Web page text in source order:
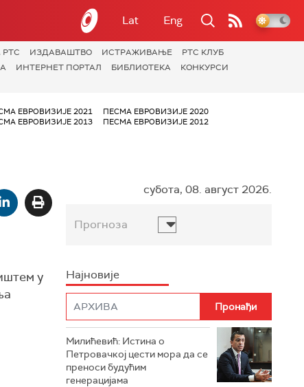
Lat Eng
РТС ИЗДАВАШТВО ИСТРАЖИВАЊЕ
РТС КЛУБ
ИНТЕРНЕТ ПОРТАЛ БИБЛИОТЕКА
КОНКУРСИ
ЕВРОВИЗИЈЕ 2021
ПЕСМА ЕВРОВИЗИЈЕ 2020
ЕВРОВИЗИЈЕ 2013
ПЕСМА ЕВРОВИЗИЈЕ 2012
у
субота, 08. август 2026.
Прогноза
Најновије
Милићевић: Истина о
Петровачкој цести мора да се
преноси будућим
генерацијама